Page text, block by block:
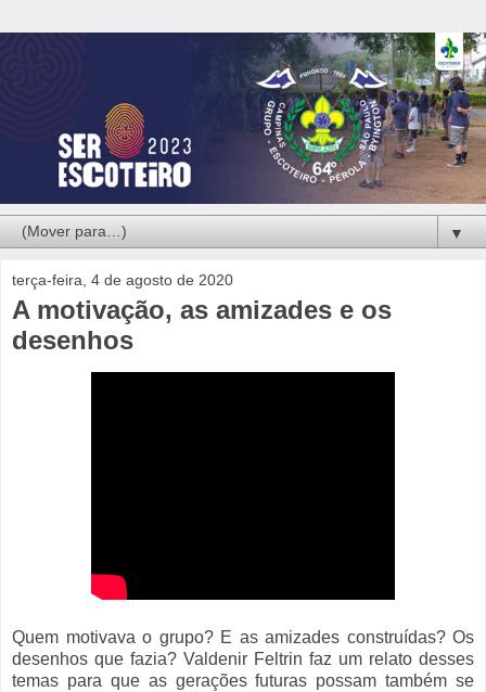
▼
terça-feira, 4 de agosto de 2020
A motivação, as amizades e os
desenhos
Quem motivava o grupo? E as amizades construídas? Os
desenhos que fazia? Valdenir Feltrin faz um relato desses
temas para que as gerações futuras possam também se